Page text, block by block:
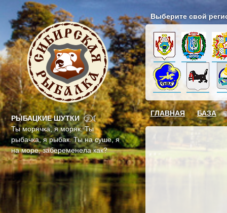
РЫБАЦКИЕ ШУТКИ
Ты морячка, я моряк. Ты
рыбачка, я рыбак. Ты на суше, я
на море, забеременела как?
Выберите свой
ГЛАВНАЯ БАЗА